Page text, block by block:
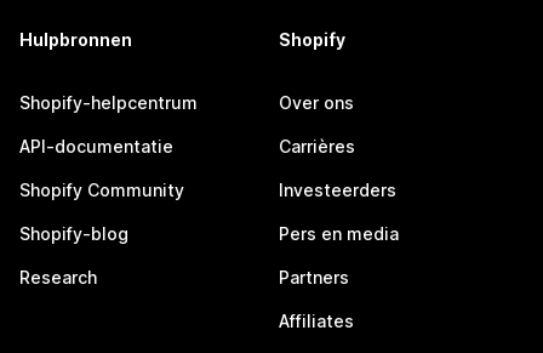
Hulpbronnen
Shopify-helpcentrum
API-documentatie
Shopify Community
Shopify-blog
Research
Shopify
Over ons
Carrières
Investeerders
Pers en media
Partners
Affiliates